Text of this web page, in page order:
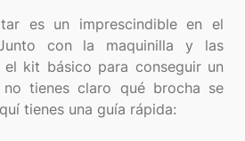
es un imprescindible en el
con la maquinilla y las
el kit básico para conseguir un
no tienes claro qué brocha se
tienes una guía rápida: